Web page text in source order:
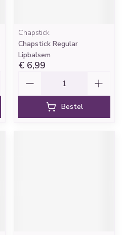
Chapstick
Chapstick Regular
Lipbalsem
€ 6,99
Bestel